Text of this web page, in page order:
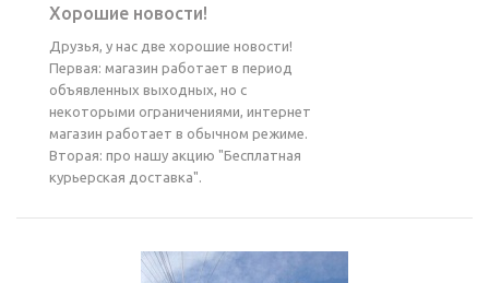
Хорошие новости!
Друзья, у нас две хорошие новости!
Первая: магазин работает в период
объявленных выходных, но с
некоторыми ограничениями, интернет
магазин работает в обычном режиме.
Вторая: про нашу акцию "Бесплатная
курьерская доставка".